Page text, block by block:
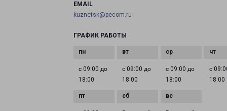
EMAIL
kuznetsk@pecom.ru
ГРАФИК РАБОТЫ
с 09:00 до
18:00
с 09:00 до
18:00
с 09:00 до
18:00
с
18:00